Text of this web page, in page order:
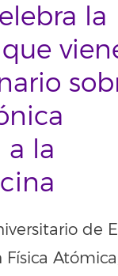
la
a la
de
Física